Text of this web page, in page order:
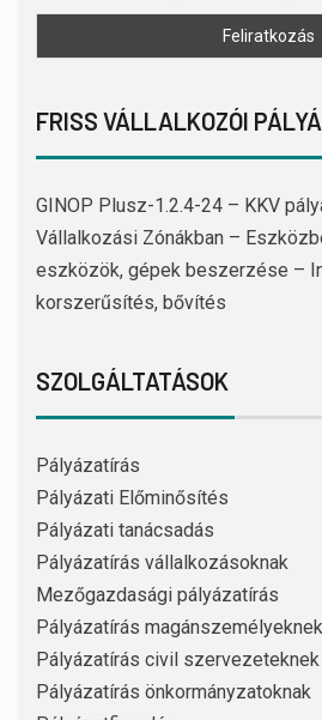
FRISS VÁLLALKOZÓI
GINOP Plusz-1.2.4-24 – KKV
Vállalkozási Zónákban –
eszközök, gépek beszerzése –
korszerűsítés, bővítés
SZOLGÁLTATÁSOK
Pályázatírás
Pályázati Előminősítés
Pályázati tanácsadás
Pályázatírás vállalkozásoknak
Mezőgazdasági pályázatírás
Pályázatírás magánszemélyeknek
Pályázatírás civil szervezeteknek
Pályázatírás önkormányzatoknak